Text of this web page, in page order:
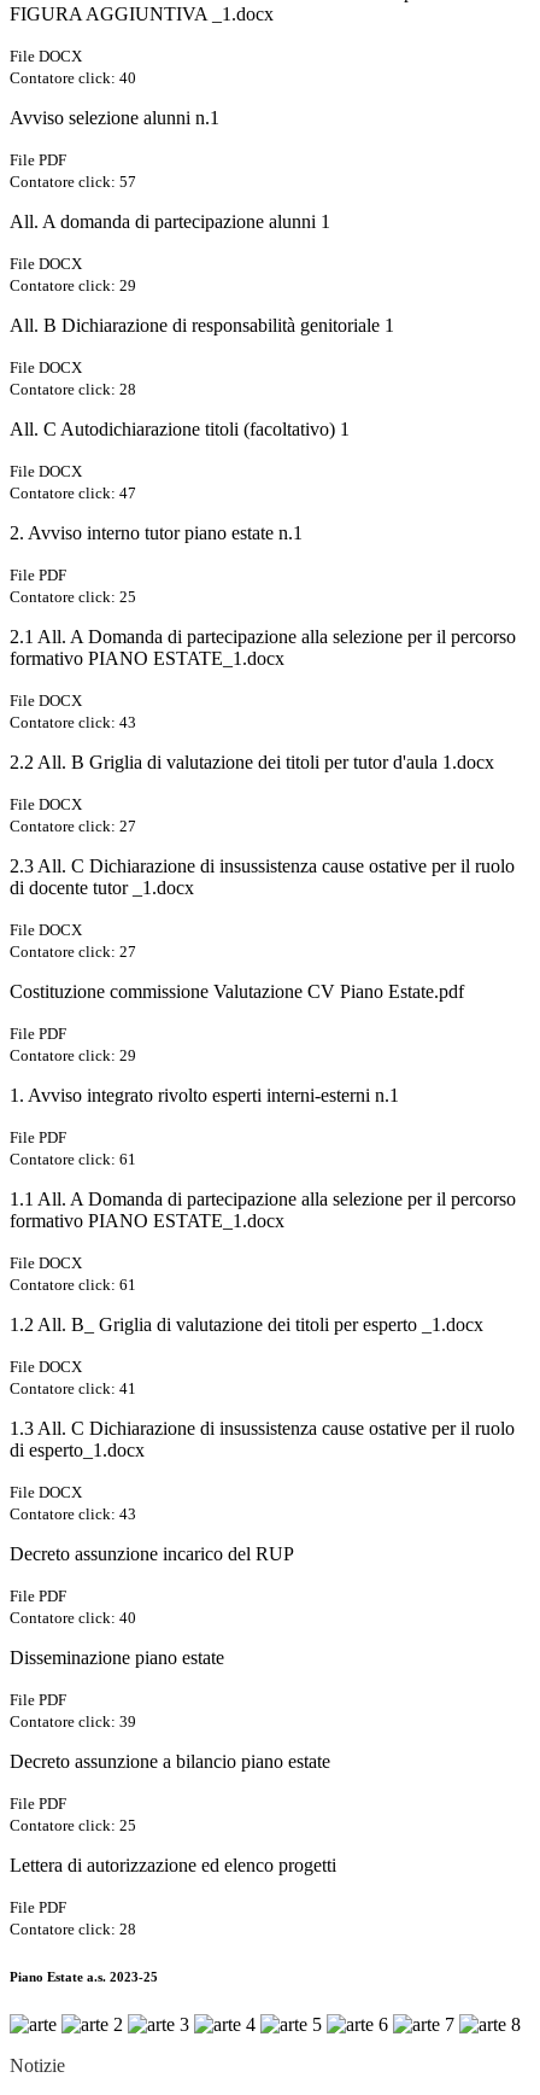
FIGURA AGGIUNTIVA _1.docx
File DOCX
Contatore click: 40
Avviso selezione alunni n.1
File PDF
Contatore click: 57
All. A domanda di partecipazione alunni 1
File DOCX
Contatore click: 29
All. B Dichiarazione di responsabilità genitoriale 1
File DOCX
Contatore click: 28
All. C Autodichiarazione titoli (facoltativo) 1
File DOCX
Contatore click: 47
2. Avviso interno tutor piano estate n.1
File PDF
Contatore click: 25
2.1 All. A Domanda di partecipazione alla selezione per il percorso
formativo PIANO ESTATE_1.docx
File DOCX
Contatore click: 43
2.2 All. B Griglia di valutazione dei titoli per tutor d'aula 1.docx
File DOCX
Contatore click: 27
2.3 All. C Dichiarazione di insussistenza cause ostative per il ruolo
di docente tutor _1.docx
File DOCX
Contatore click: 27
Costituzione commissione Valutazione CV Piano Estate.pdf
File PDF
Contatore click: 29
1. Avviso integrato rivolto esperti interni-esterni n.1
File PDF
Contatore click: 61
1.1 All. A Domanda di partecipazione alla selezione per il percorso
formativo PIANO ESTATE_1.docx
File DOCX
Contatore click: 61
1.2 All. B_ Griglia di valutazione dei titoli per esperto _1.docx
File DOCX
Contatore click: 41
1.3 All. C Dichiarazione di insussistenza cause ostative per il ruolo
di esperto_1.docx
File DOCX
Contatore click: 43
Decreto assunzione incarico del RUP
File PDF
Contatore click: 40
Disseminazione piano estate
File PDF
Contatore click: 39
Decreto assunzione a bilancio piano estate
File PDF
Contatore click: 25
Lettera di autorizzazione ed elenco progetti
File PDF
Contatore click: 28
Piano Estate a.s. 2023-25
Notizie